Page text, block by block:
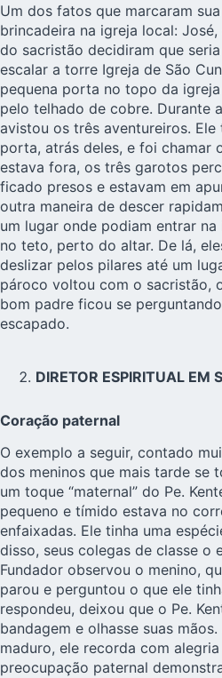
Um dos fatos que marcaram
brincadeira na igreja local:
do sacristão decidiram que
escalar a torre Igreja de São
pequena porta no topo da
pelo telhado de cobre. Durante
avistou os três aventureiros.
porta, atrás deles, e foi chamar
estava fora, os três garotos
ficado presos e estavam em
outra maneira de descer
um lugar onde podiam entrar
no teto, perto do altar. De lá,
deslizar pelos pilares até um
pároco voltou com o sacristão,
bom padre ficou se
escapado.
DIRETOR ESPIRITUAL EM
Coração paternal
O exemplo a seguir, contado
dos meninos que mais tarde se
um toque “maternal” do Pe.
pequeno e tímido estava no
enfaixadas. Ele tinha uma
disso, seus colegas de classe o
Fundador observou o menino,
parou e perguntou o que ele
respondeu, deixou que o Pe.
bandagem e olhasse suas
maduro, ele recorda com
preocupação paternal